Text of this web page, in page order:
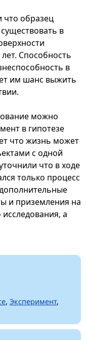
что образец
в
Способность
в
им шанс выжить
можно
в гипотезе
что жизнь может
с одной
что в ходе
только процесс
и приземления на
а
, Эксперимент,